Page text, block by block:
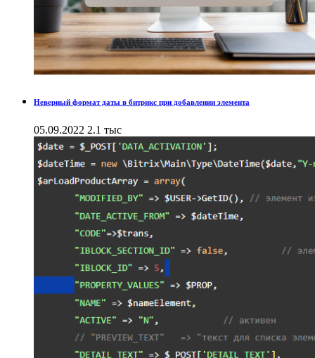
Неверный формат даты в битрикс при добавлении элемента
05.09.2022 2.1 тыс